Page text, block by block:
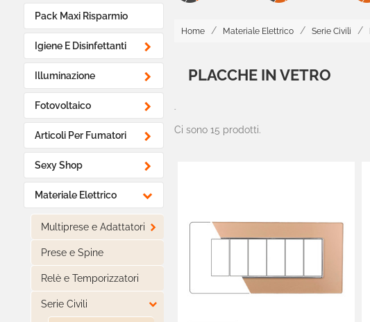
Pack Maxi Risparmio
Igiene E Disinfettanti 
Illuminazione 
Fotovoltaico 
Articoli Per Fumatori 
Sexy Shop 
Materiale Elettrico 
Multiprese e Adattatori 
Prese e Spine
Relè e Temporizzatori
Serie Civili 
Home Materiale Elettrico Serie Civili
PLACCHE IN VETRO
-
Ci sono 15 prodotti.